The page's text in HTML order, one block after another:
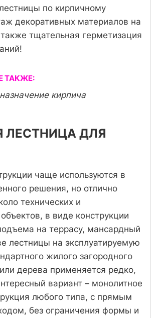
по кирпичному
декоративных материалов на
тщательная герметизация
ТАКЖЕ:
кирпича
ЛЕСТНИЦА ДЛЯ
чаще используются в
решения, но отлично
технических и
в виде конструкции
на террасу, мансардный
лестницы на эксплуатируемую
жилого загородного
дерева применяется редко,
вариант – монолитное
любого типа, с прямым
без ограничения формы и